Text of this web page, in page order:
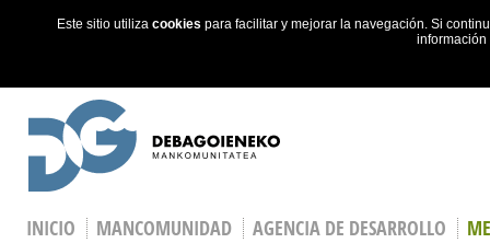
Este sitio utiliza cookies para facilitar y mejorar la navegación. Si
INICIO MANCOMUNIDAD AGENCIA DE DESARROLLO